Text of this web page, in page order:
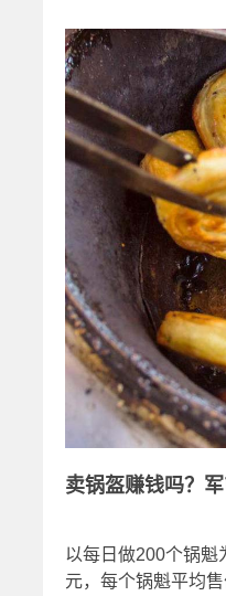
卖锅盔赚钱吗？
以每日做200个锅魁
元，每个锅魁平均